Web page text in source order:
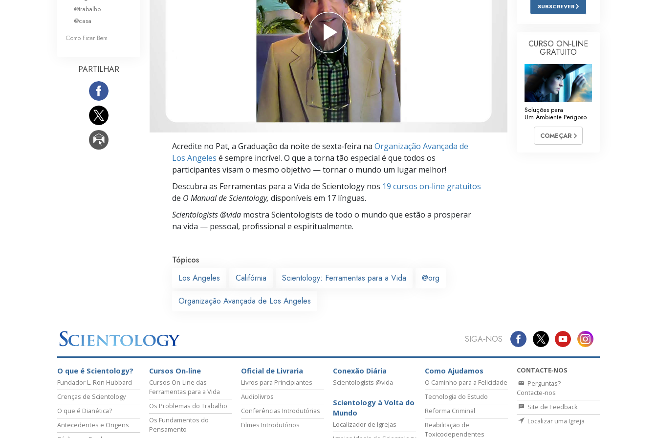
Respostas às Drogas
Ferramentas para o Local do Trabalho
Ética e as Condições
A Causa da Supressão
Bases da Organização
Acredite no Pat, a Graduação da noite de sexta‑feira na Organização Avançada de
Los Angeles é sempre incrível. O que a torna tão especial é que todos os
participantes visam o mesmo objetivo — tornar o mundo um lugar melhor!
Descubra as Ferramentas para a Vida de Scientology nos 19 cursos on‑line gratuitos
de O Manual de Scientology, disponíveis em 17 línguas.
Scientologists @vida mostra Scientologists de todo o mundo que estão a prosperar
na vida — pessoal, profissional e espiritualmente.
Tópicos
Los Angeles
Califórnia Scientology: Ferramentas para a Vida @org
Organização Avançada de Los Angeles
@trabalho
@casa
Como Ficar Bem
PARTILHAR
SUBSCREVER
CURSO ON‑LINE
GRATUITO
Soluções para
Um Ambiente Perigoso
COMEÇAR
SIGA‑NOS
O que é Scientology?
Fundador L. Ron Hubbard
Crenças de Scientology
O que é Dianética?
Antecedentes e Origens
Cursos On‑line
Cursos On‑Line das
Ferramentas para a Vida
Os Problemas do Trabalho
Os Fundamentos do
Pensamento
Oficial de Livraria
Livros para Principiantes
Audiolivros
Conferências Introdutórias
Filmes Introdutórios
Conexão Diária
Scientologists @vida
Scientology à Volta do
Mundo
Localizador de Igrejas
Como Ajudamos
O Caminho para a Felicidade
Tecnologia do Estudo
Reforma Criminal
Reabilitação de
Toxicodependentes
CONTACTE‑NOS
Perguntas?
Contacte‑nos
Site de Feedback
Localizar uma Igreja